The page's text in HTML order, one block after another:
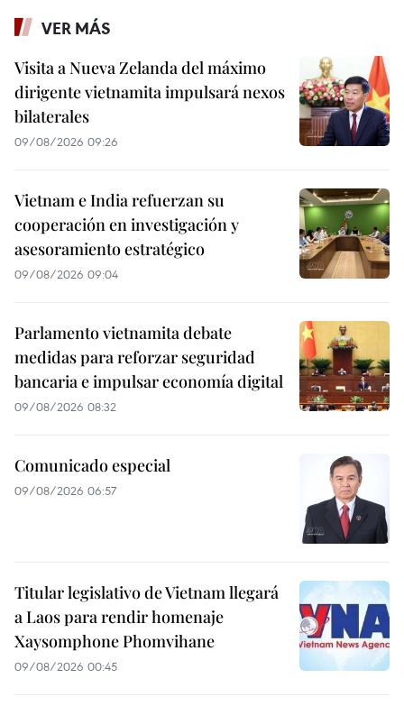
VER MÁS
Visita a Nueva Zelanda del máximo
dirigente vietnamita impulsará nexos
bilaterales
09/08/2026 09:26
Vietnam e India refuerzan su
cooperación en investigación y
asesoramiento estratégico
09/08/2026 09:04
Parlamento vietnamita debate
medidas para reforzar seguridad
bancaria e impulsar economía digital
09/08/2026 08:32
Comunicado especial
09/08/2026 06:57
Titular legislativo de Vietnam llegará
a Laos para rendir homenaje
Xaysomphone Phomvihane
09/08/2026 00:45